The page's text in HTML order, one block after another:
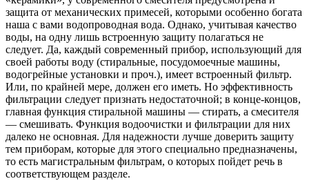
защита от механических примесей, которыми особенно богата
наша с вами водопроводная вода. Однако, учитывая качество
воды, на одну лишь встроенную защиту полагаться не
следует. Да, каждый современный прибор, использующий для
своей работы воду (стиральные, посудомоечные машины,
водогрейные установки и проч.), имеет встроенный фильтр.
Или, по крайней мере, должен его иметь. Но эффективность
фильтрации следует признать недостаточной; в конце-концов,
главная функция стиральной машины — стирать, а смесителя
— смешивать. Функция водоочистки и фильтрации для них
далеко не основная. Для надежности лучше доверить защиту
тем приборам, которые для этого специально предназначены,
то есть магистральным фильтрам, о которых пойдет речь в
соответствующем разделе.